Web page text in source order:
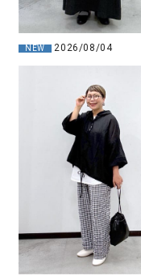
NEW 2026/08/04